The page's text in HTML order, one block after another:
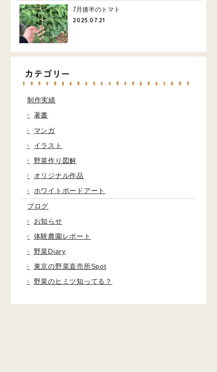
7月後半のトマト
2025.07.21
カテゴリー
制作実績
著書
マンガ
イラスト
野菜作り図解
オリジナル作品
ホワイトボードアート
ブログ
お知らせ
体験農園レポート
野菜Diary
東京の野菜直売所Spot
野菜のヒミツ知ってる？